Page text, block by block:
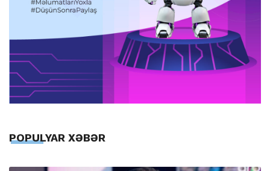
POPULYAR XƏBƏR